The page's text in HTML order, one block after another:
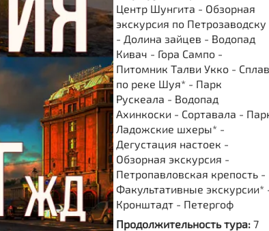
Центр Шунгита - Обзорная
экскурсия по Петрозаводску
- Долина зайцев - Водопад
Кивач - Гора Сампо -
Питомник Талви Укко - Сплав
по реке Шуя* - Парк
Рускеала - Водопад
Ахинкоски - Сортавала -
Ладожские шхеры* -
Дегустация настоек -
Обзорная экскурсия -
Петропавловская крепость -
Факультативные экскурсии*
Кронштадт - Петергоф
Продолжительность тура: 7